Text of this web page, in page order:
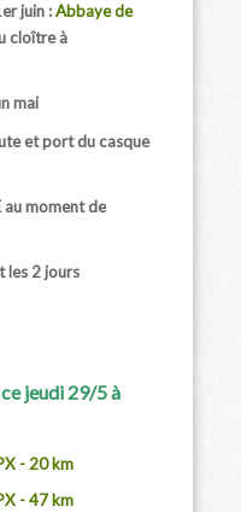
juin :Abbaye de
cloître à
mai
et port du casque
au moment de
les 2 jours
jeudi 29/5 à
- 20 km
- 47 km